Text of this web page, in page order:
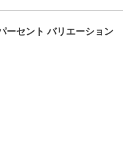
ーセント バリエーション